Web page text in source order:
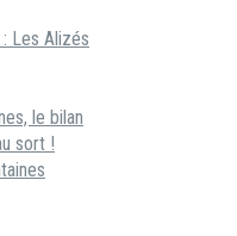
Les Alizés
le bilan
sort !